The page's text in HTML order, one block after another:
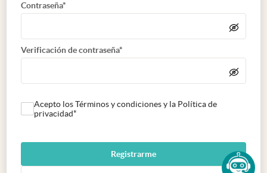
Contraseña*
Verificación de contraseña*
Acepto los Términos y condiciones y la Política de
privacidad*
Registrarme